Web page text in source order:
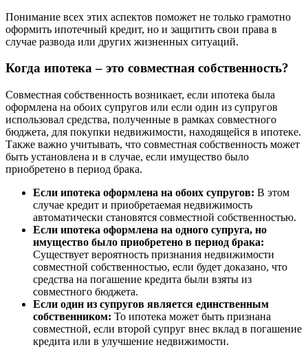
Понимание всех этих аспектов поможет не только грамотно
оформить ипотечный кредит, но и защитить свои права в
случае развода или других жизненных ситуаций.
Когда ипотека – это совместная собственность?
Совместная собственность возникает, если ипотека была
оформлена на обоих супругов или если один из супругов
использовал средства, полученные в рамках совместного
бюджета, для покупки недвижимости, находящейся в ипотеке.
Также важно учитывать, что совместная собственность может
быть установлена и в случае, если имущество было
приобретено в период брака.
Если ипотека оформлена на обоих супругов: В этом
случае кредит и приобретаемая недвижимость
автоматически становятся совместной собственностью.
Если ипотека оформлена на одного супруга, но
имущество было приобретено в период брака:
Существует вероятность признания недвижимости
совместной собственностью, если будет доказано, что
средства на погашение кредита были взяты из
совместного бюджета.
Если один из супругов является единственным
собственником: То ипотека может быть признана
совместной, если второй супруг внес вклад в погашение
кредита или в улучшение недвижимости.